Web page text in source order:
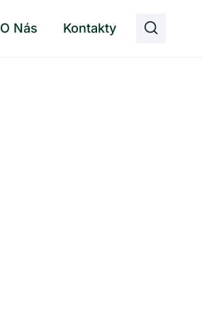
O Nás Kontakty